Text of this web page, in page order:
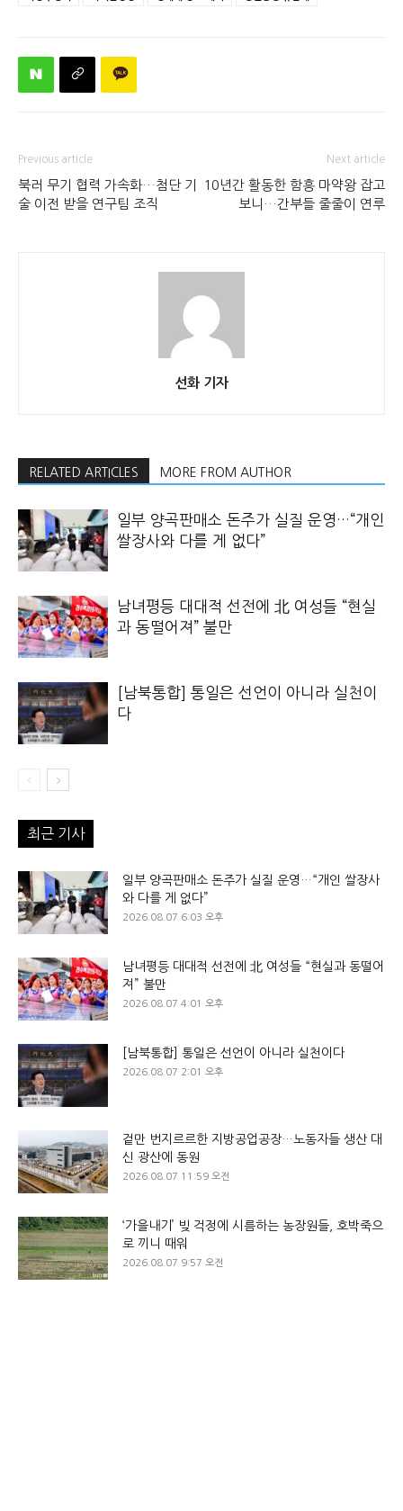
Previous article
북러 무기 협력 가속화…첨단 기
술 이전 받을 연구팀 조직
Next article
10년간 활동한 함흥 마약왕 잡고
보니…간부들 줄줄이 연루
선화 기자
RELATED ARTICLES MORE FROM AUTHOR
일부 양곡판매소 돈주가 실질 운영…“개인
쌀장사와 다를 게 없다”
남녀평등 대대적 선전에 北 여성들 “현실
과 동떨어져” 불만
[남북통합] 통일은 선언이 아니라 실천이
다
최근 기사
일부 양곡판매소 돈주가 실질 운영…“개인 쌀장사
와 다를 게 없다”
2026.08.07 6:03 오후
남녀평등 대대적 선전에 北 여성들 “현실과 동떨어
져” 불만
2026.08.07 4:01 오후
[남북통합] 통일은 선언이 아니라 실천이다
2026.08.07 2:01 오후
겉만 번지르르한 지방공업공장…노동자들 생산 대
신 광산에 동원
2026.08.07 11:59 오전
‘가을내기’ 빚 걱정에 시름하는 농장원들, 호박죽으
로 끼니 때워
2026.08.07 9:57 오전